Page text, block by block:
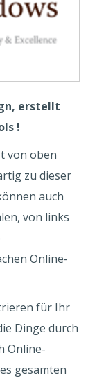
erstellt
!
von oben
zu dieser
auch
von links
Online-
für Ihr
Dinge durch
Online-
gesamten